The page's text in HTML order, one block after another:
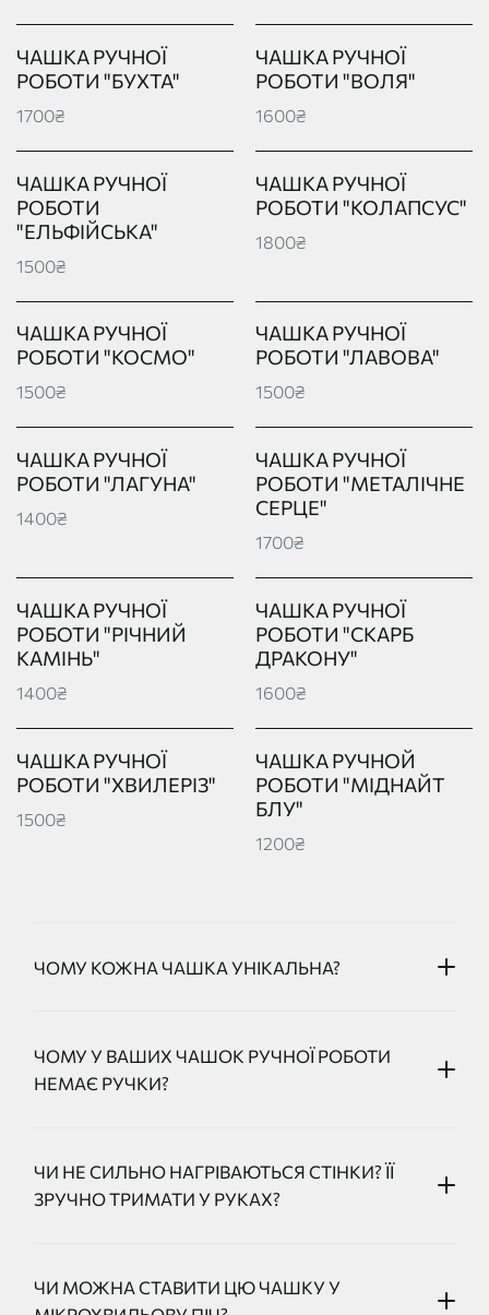
ЧАШКА РУЧНОЇ
РОБОТИ "БУХТА"
1700₴
ЧАШКА РУЧНОЇ
РОБОТИ "ВОЛЯ"
1600₴
ЧАШКА РУЧНОЇ
РОБОТИ
"ЕЛЬФІЙСЬКА"
1500₴
ЧАШКА РУЧНОЇ
РОБОТИ "КОЛАПСУС"
1800₴
ЧАШКА РУЧНОЇ
РОБОТИ "КОСМО"
1500₴
ЧАШКА РУЧНОЇ
РОБОТИ "ЛАВОВА"
1500₴
ЧАШКА РУЧНОЇ
РОБОТИ "ЛАГУНА"
1400₴
ЧАШКА РУЧНОЇ
РОБОТИ "МЕТАЛІЧНЕ
СЕРЦЕ"
1700₴
ЧАШКА РУЧНОЇ
РОБОТИ "РІЧНИЙ
КАМІНЬ"
1400₴
ЧАШКА РУЧНОЇ
РОБОТИ "СКАРБ
ДРАКОНУ"
1600₴
ЧАШКА РУЧНОЇ
РОБОТИ "ХВИЛЕРІЗ"
1500₴
ЧАШКА РУЧНОЙ
РОБОТИ "МІДНАЙТ
БЛУ"
1200₴
ЧОМУ КОЖНА ЧАШКА УНІКАЛЬНА?
ЧОМУ У ВАШИХ ЧАШОК РУЧНОЇ РОБОТИ
НЕМАЄ РУЧКИ?
ЧИ НЕ СИЛЬНО НАГРІВАЮТЬСЯ СТІНКИ? ЇЇ
ЗРУЧНО ТРИМАТИ У РУКАХ?
ЧИ МОЖНА СТАВИТИ ЦЮ ЧАШКУ У